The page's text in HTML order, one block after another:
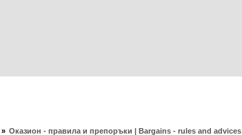
» Оказион - правила и препоръки | Bargains - rules and advices